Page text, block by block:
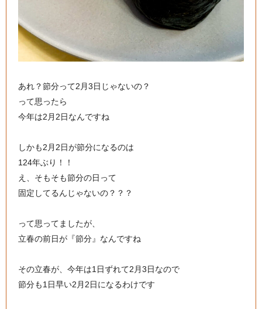
あれ？節分って2月3日じゃないの？
って思ったら
今年は2月2日なんですね
しかも2月2日が節分になるのは
124年ぶり！！
え、そもそも節分の日って
固定してるんじゃないの？？？
って思ってましたが、
立春の前日が『節分』なんですね
その立春が、今年は1日ずれて2月3日なので
節分も1日早い2月2日になるわけです